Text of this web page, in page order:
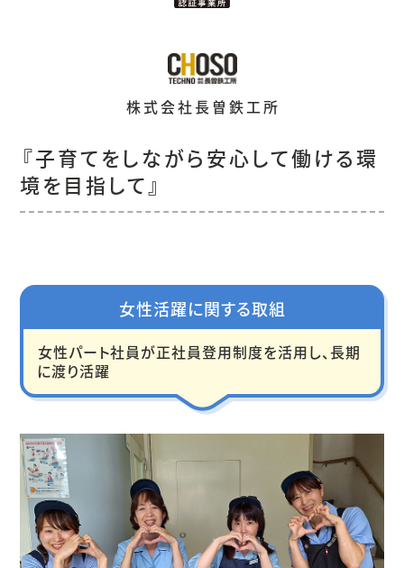
株式会社長曽鉄工所
『子育てをしながら安心して働ける環
境を目指して』
女性活躍に関する取組
女性パート社員が正社員登用制度を活用し、長期
に渡り活躍